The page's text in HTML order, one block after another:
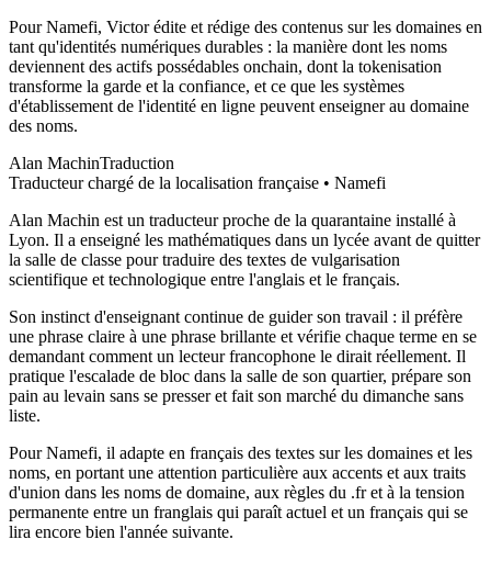
Pour Namefi, Victor édite et rédige des contenus sur les domaines en
tant qu'identités numériques durables : la manière dont les noms
deviennent des actifs possédables onchain, dont la tokenisation
transforme la garde et la confiance, et ce que les systèmes
d'établissement de l'identité en ligne peuvent enseigner au domaine
des noms.
Alan MachinTraduction
Traducteur chargé de la localisation française • Namefi
Alan Machin est un traducteur proche de la quarantaine installé à
Lyon. Il a enseigné les mathématiques dans un lycée avant de quitter
la salle de classe pour traduire des textes de vulgarisation
scientifique et technologique entre l'anglais et le français.
Son instinct d'enseignant continue de guider son travail : il préfère
une phrase claire à une phrase brillante et vérifie chaque terme en se
demandant comment un lecteur francophone le dirait réellement. Il
pratique l'escalade de bloc dans la salle de son quartier, prépare son
pain au levain sans se presser et fait son marché du dimanche sans
liste.
Pour Namefi, il adapte en français des textes sur les domaines et les
noms, en portant une attention particulière aux accents et aux traits
d'union dans les noms de domaine, aux règles du .fr et à la tension
permanente entre un franglais qui paraît actuel et un français qui se
lira encore bien l'année suivante.